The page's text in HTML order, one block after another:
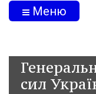
Меню
сил